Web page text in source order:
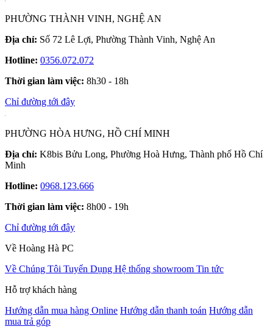
PHƯỜNG THÀNH VINH, NGHỆ AN
Địa chỉ: Số 72 Lê Lợi, Phường Thành Vinh, Nghệ An
Hotline: 0356.072.072
Thời gian làm việc: 8h30 - 18h
Chỉ đường tới đây
PHƯỜNG HÒA HƯNG, HỒ CHÍ MINH
Địa chỉ: K8bis Bửu Long, Phường Hoà Hưng, Thành phố Hồ Chí
Minh
Hotline: 0968.123.666
Thời gian làm việc: 8h00 - 19h
Chỉ đường tới đây
Về Hoàng Hà PC
Về Chúng Tôi Tuyển Dụng Hệ thống showroom Tin tức
Hỗ trợ khách hàng
Hướng dẫn mua hàng Online Hướng dẫn thanh toán Hướng dẫn
mua trả góp